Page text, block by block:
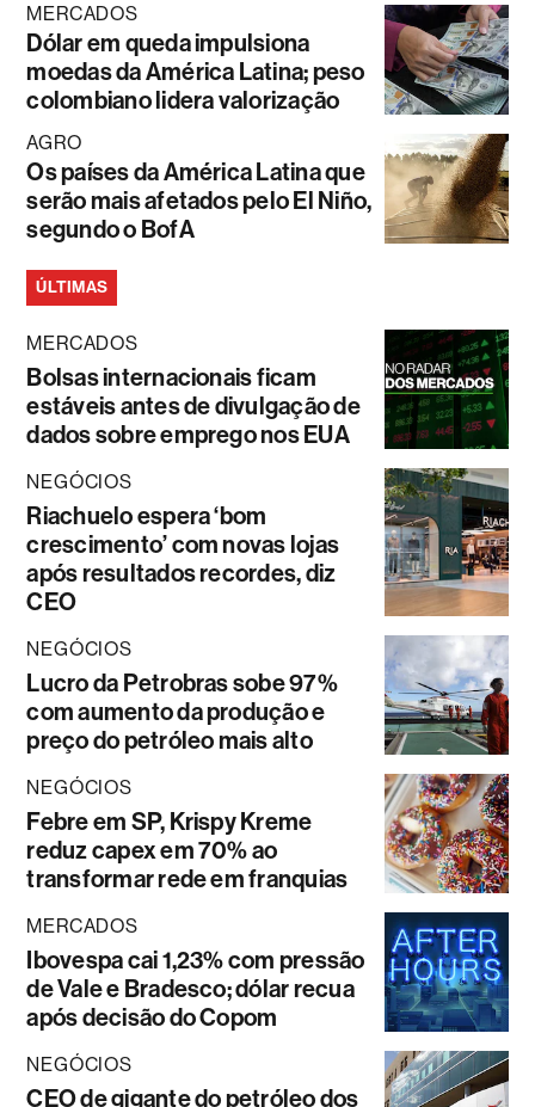
MERCADOS
Dólar em queda impulsiona
moedas da América Latina; peso
colombiano lidera valorização
AGRO
Os países da América Latina que
serão mais afetados pelo El Niño,
segundo o BofA
ÚLTIMAS
MERCADOS
Bolsas internacionais ficam
estáveis antes de divulgação de
dados sobre emprego nos EUA
NEGÓCIOS
Riachuelo espera ‘bom
crescimento’ com novas lojas
após resultados recordes, diz
CEO
NEGÓCIOS
Lucro da Petrobras sobe 97%
com aumento da produção e
preço do petróleo mais alto
NEGÓCIOS
Febre em SP, Krispy Kreme
reduz capex em 70% ao
transformar rede em franquias
MERCADOS
Ibovespa cai 1,23% com pressão
de Vale e Bradesco; dólar recua
após decisão do Copom
NEGÓCIOS
CEO de gigante do petróleo dos